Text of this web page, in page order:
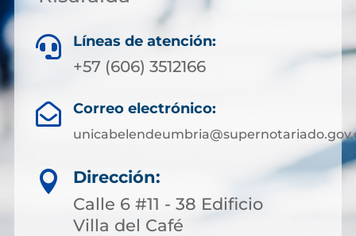
 Líneas de atención:
+57 (606) 3512166
 Correo electrónico:

Dirección:
Calle 6 #11 - 38 Edificio
Villa del Café